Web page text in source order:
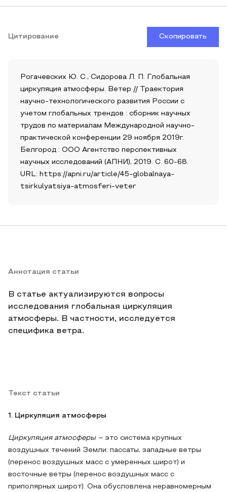
Цитирование Скопировать
Рогачевских Ю. С., Сидорова Л. П. Глобальная
циркуляция атмосферы. Ветер // Траектория
научно-технологического развития России с
учетом глобальных трендов : сборник научных
трудов по материалам Международной научно-
практической конференции 29 ноября 2019г.
Белгород : ООО Агентство перспективных
научных исследований (АПНИ), 2019. С. 60-68.
URL: https://apni.ru/article/45-globalnaya-
tsirkulyatsiya-atmosferi-veter
Аннотация статьи
В статье актуализируются вопросы
исследования глобальная циркуляция
атмосферы. В частности, исследуется
специфика ветра.
Текст статьи
1. Циркуляция атмосферы
Циркуляция атмосферы – это система крупных
воздушных течений Земли: пассаты, западные ветры
(перенос воздушных масс с умеренных широт) и
восточные ветры (перенос воздушных масс с
приполярных широт). Она обусловлена неравномерным